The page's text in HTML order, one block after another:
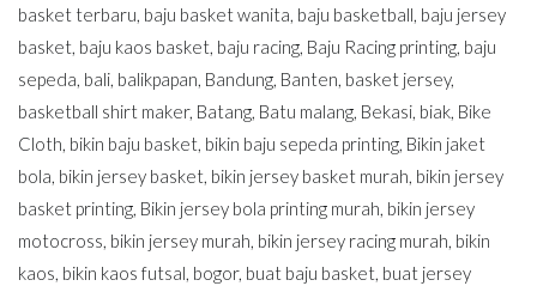
basket terbaru, baju basket wanita, baju basketball, baju jersey
basket, baju kaos basket, baju racing, Baju Racing printing, baju
sepeda, bali, balikpapan, Bandung, Banten, basket jersey,
basketball shirt maker, Batang, Batu malang, Bekasi, biak, Bike
Cloth, bikin baju basket, bikin baju sepeda printing, Bikin jaket
bola, bikin jersey basket, bikin jersey basket murah, bikin jersey
basket printing, Bikin jersey bola printing murah, bikin jersey
motocross, bikin jersey murah, bikin jersey racing murah, bikin
kaos, bikin kaos futsal, bogor, buat baju basket, buat jersey